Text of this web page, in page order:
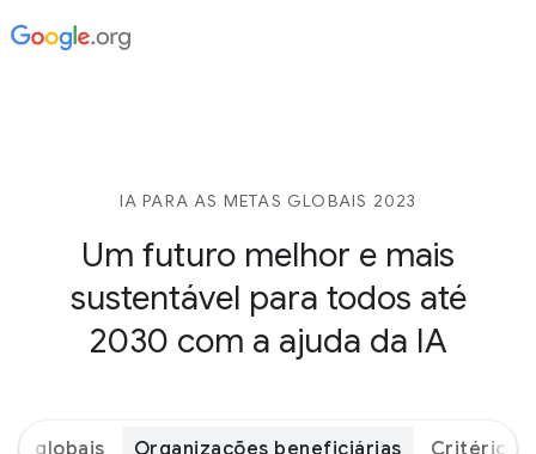
IA PARA AS METAS GLOBAIS 2023
Um futuro melhor e mais
sustentável para todos até
2030 com a ajuda da IA
globais Organizações beneficiárias Critérios